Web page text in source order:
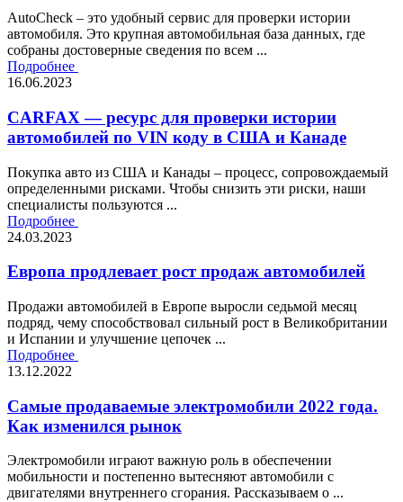
AutoCheck – это удобный сервис для проверки истории
автомобиля. Это крупная автомобильная база данных, где
собраны достоверные сведения по всем ...
Подробнее
16.06.2023
CARFAX — ресурс для проверки истории
автомобилей по VIN коду в США и Канаде
Покупка авто из США и Канады – процесс, сопровождаемый
определенными рисками. Чтобы снизить эти риски, наши
специалисты пользуются ...
Подробнее
24.03.2023
Европа продлевает рост продаж автомобилей
Продажи автомобилей в Европе выросли седьмой месяц
подряд, чему способствовал сильный рост в Великобритании
и Испании и улучшение цепочек ...
Подробнее
13.12.2022
Самые продаваемые электромобили 2022 года.
Как изменился рынок
Электромобили играют важную роль в обеспечении
мобильности и постепенно вытесняют автомобили с
двигателями внутреннего сгорания. Рассказываем о ...